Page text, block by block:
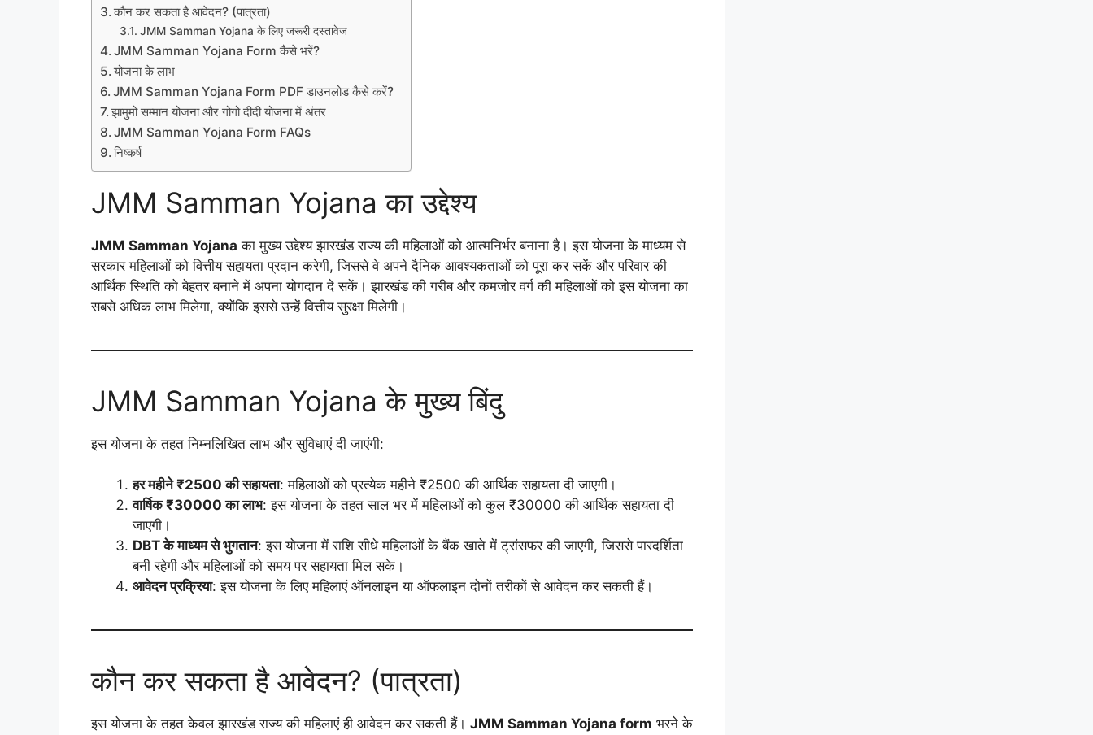
कौन कर सकता है आवेदन? (पात्रता)
JMM Samman Yojana के लिए जरूरी दस्तावेज
JMM Samman Yojana Form कैसे भरें?
योजना के लाभ
JMM Samman Yojana Form PDF डाउनलोड कैसे करें?
झामुमो सम्मान योजना और गोगो दीदी योजना में अंतर
JMM Samman Yojana Form FAQs
निष्कर्ष
JMM Samman Yojana का उद्देश्य
JMM Samman Yojana का मुख्य उद्देश्य झारखंड राज्य की महिलाओं को आत्मनिर्भर बनाना है। इस योजना के माध्यम से
सरकार महिलाओं को वित्तीय सहायता प्रदान करेगी, जिससे वे अपने दैनिक आवश्यकताओं को पूरा कर सकें और परिवार की
आर्थिक स्थिति को बेहतर बनाने में अपना योगदान दे सकें। झारखंड की गरीब और कमजोर वर्ग की महिलाओं को इस योजना का
सबसे अधिक लाभ मिलेगा, क्योंकि इससे उन्हें वित्तीय सुरक्षा मिलेगी।
JMM Samman Yojana के मुख्य बिंदु
इस योजना के तहत निम्नलिखित लाभ और सुविधाएं दी जाएंगी:
हर महीने ₹2500 की सहायता: महिलाओं को प्रत्येक महीने ₹2500 की आर्थिक सहायता दी जाएगी।
वार्षिक ₹30000 का लाभ: इस योजना के तहत साल भर में महिलाओं को कुल ₹30000 की आर्थिक सहायता दी
जाएगी।
DBT के माध्यम से भुगतान: इस योजना में राशि सीधे महिलाओं के बैंक खाते में ट्रांसफर की जाएगी, जिससे पारदर्शिता
बनी रहेगी और महिलाओं को समय पर सहायता मिल सके।
आवेदन प्रक्रिया: इस योजना के लिए महिलाएं ऑनलाइन या ऑफलाइन दोनों तरीकों से आवेदन कर सकती हैं।
कौन कर सकता है आवेदन? (पात्रता)
इस योजना के तहत केवल झारखंड राज्य की महिलाएं ही आवेदन कर सकती हैं। JMM Samman Yojana form भरने के